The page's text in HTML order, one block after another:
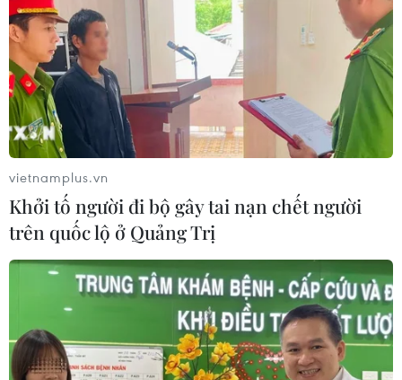
vietnamplus.vn
Khởi tố người đi bộ gây tai nạn chết người
trên quốc lộ ở Quảng Trị